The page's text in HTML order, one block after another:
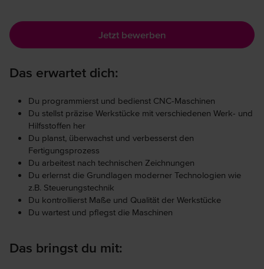
Jetzt bewerben
Das erwartet dich:
Du programmierst und bedienst CNC-Maschinen
Du stellst präzise Werkstücke mit verschiedenen Werk- und
Hilfsstoffen her
Du planst, überwachst und verbesserst den
Fertigungsprozess
Du arbeitest nach technischen Zeichnungen
Du erlernst die Grundlagen moderner Technologien wie
z.B. Steuerungstechnik
Du kontrollierst Maße und Qualität der Werkstücke
Du wartest und pflegst die Maschinen
Das bringst du mit: